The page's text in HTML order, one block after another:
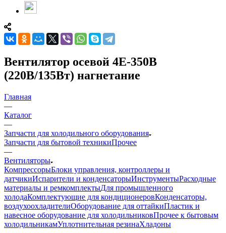
Вентилятор осевой 4E-350B
(220В/135Вт) нагнетание
Главная
—
Каталог
—
Запчасти для холодильного оборудования
Запчасти для бытовой техникиПрочее
—
Вентиляторы
КомпрессорыБлоки управления, контроллеры и
датчикиИспарители и конденсаторыИнструментыРасходные
материалы и ремкомплектыДля промышленного
холодаКомплектующие для кондиционеровКонденсаторы,
воздухоохладителиОборудование для оттайкиПластик и
навесное оборудование для холодильниковПрочее к бытовым
холодильникамУплотнительная резинаХладоны